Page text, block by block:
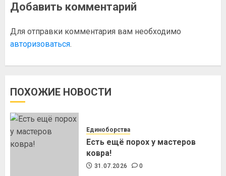
Добавить комментарий
Для отправки комментария вам необходимо
авторизоваться.
ПОХОЖИЕ НОВОСТИ
Единоборства
Есть ещё порох у мастеров
ковра!
31.07.2026 0